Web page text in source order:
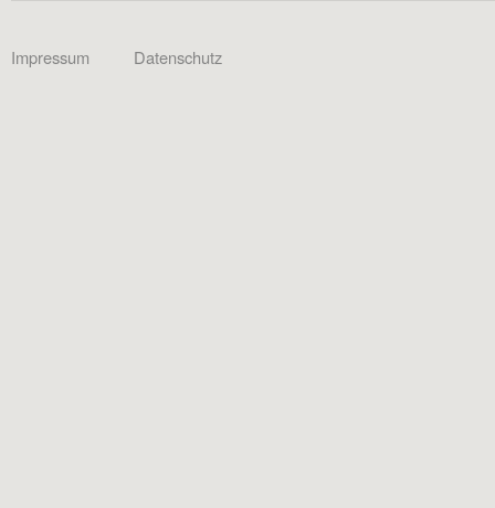
Impressum Datenschutz